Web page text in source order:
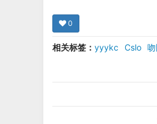
0
相关标签： yyykc Cslo